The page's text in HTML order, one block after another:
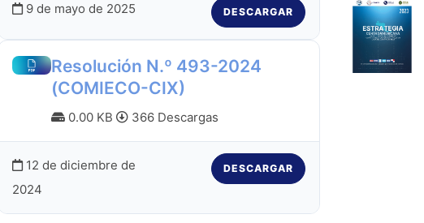
9 de mayo de 2025 DESCARGAR
Resolución N.º 493-2024
(COMIECO-CIX)
0.00 KB 366 Descargas
12 de diciembre de
2024
DESCARGAR